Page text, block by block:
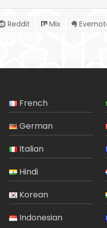
Reddit Mix
French
German
Italian
Hindi
Korean
Indonesian